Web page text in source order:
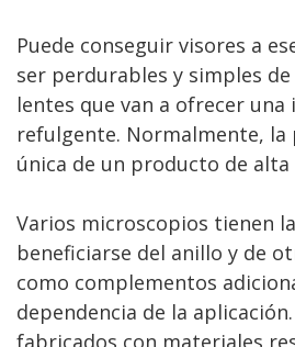
Puede conseguir visores a
ser perdurables y simples
lentes que van a ofrecer
refulgente. Normalmente,
única de un producto de alta
Varios microscopios tienen
beneficiarse del anillo y de
como complementos
dependencia de la
fabricados con materiales